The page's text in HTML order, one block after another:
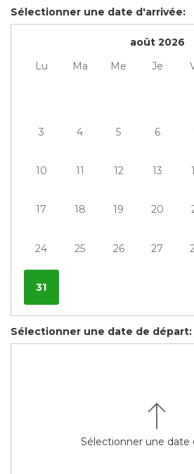
Sélectionner une date d'arrivée:
août 2026
lu
ma me je
3 4 5 6
10 11 12 13
17 18 19 20
24 25 26 27
31
Sélectionner une date de départ:
Sélectionner une date